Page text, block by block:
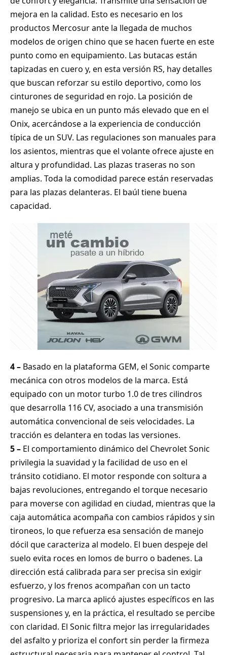
mejora en la calidad. Esto es necesario en los
productos Mercosur ante la llegada de muchos
modelos de origen chino que se hacen fuerte en este
punto como en equipamiento. Las butacas están
tapizadas en cuero y, en esta versión RS, hay detalles
que buscan reforzar su estilo deportivo, como los
cinturones de seguridad en rojo. La posición de
manejo se ubica en un punto más elevado que en el
Onix, acercándose a la experiencia de conducción
típica de un SUV. Las regulaciones son manuales para
los asientos, mientras que el volante ofrece ajuste en
altura y profundidad. Las plazas traseras no son
amplias. Toda la comodidad parece están reservadas
para las plazas delanteras. El baúl tiene buena
capacidad.
4 – Basado en la plataforma GEM, el Sonic comparte
mecánica con otros modelos de la marca. Está
equipado con un motor turbo 1.0 de tres cilindros
que desarrolla 116 CV, asociado a una transmisión
automática convencional de seis velocidades. La
tracción es delantera en todas las versiones.
5 – El comportamiento dinámico del Chevrolet Sonic
privilegia la suavidad y la facilidad de uso en el
tránsito cotidiano. El motor responde con soltura a
bajas revoluciones, entregando el torque necesario
para moverse con agilidad en ciudad, mientras que la
caja automática acompaña con cambios rápidos y sin
tironeos, lo que refuerza esa sensación de manejo
dócil que caracteriza al modelo. El buen despeje del
suelo evita roces en lomos de burro o badenes. La
dirección está calibrada para ser precisa sin exigir
esfuerzo, y los frenos acompañan con un tacto
progresivo. La marca aplicó ajustes específicos en las
suspensiones y, en la práctica, el resultado se percibe
con claridad. El Sonic filtra mejor las irregularidades
del asfalto y prioriza el confort sin perder la firmeza